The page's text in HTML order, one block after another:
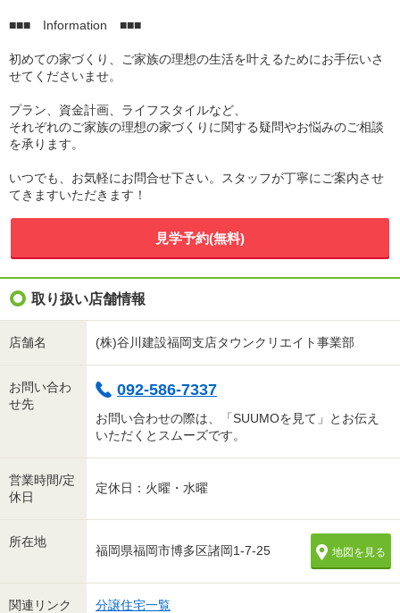
■■■ Information ■■■
初めての家づくり、ご家族の理想の生活を叶えるためにお手伝いさ
せてくださいませ。
プラン、資金計画、ライフスタイルなど、
それぞれのご家族の理想の家づくりに関する疑問やお悩みのご相談
を承ります。
いつでも、お気軽にお問合せ下さい。スタッフが丁寧にご案内させ
てきますいただきます！
見学予約(無料)
取り扱い店舗情報
店舗名 (株)谷川建設福岡支店タウンクリエイト事業部
お問い合わ
せ先
092-586-7337
お問い合わせの際は、「SUUMOを見て」とお伝え
いただくとスムーズです。
営業時間/定
休日
定休日：火曜・水曜
所在地
福岡県福岡市博多区諸岡1-7-25 地図を見る
関連リンク
分譲住宅一覧